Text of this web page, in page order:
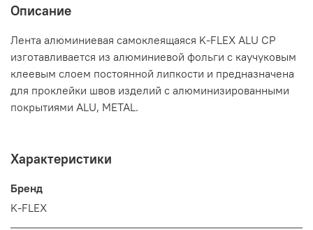
Описание
Лента алюминиевая самоклеящаяся K-FLEX ALU CP
изготавливается из алюминиевой фольги с каучуковым
клеевым слоем постоянной липкости и предназначена
для проклейки швов изделий с алюминизированными
покрытиями ALU, METAL.
Характеристики
Бренд
K-FLEX